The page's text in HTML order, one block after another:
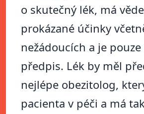
o skutečný lék, má
prokázané účinky
nežádoucích a je
předpis. Lék by měl
nejlépe obezitolog,
pacienta v péči a má